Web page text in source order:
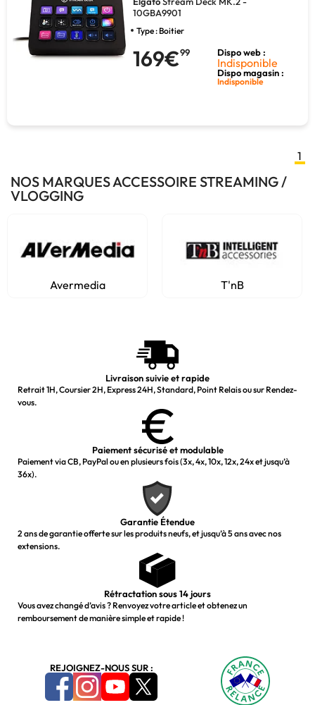
10GBA9901
Type : Boitier
169€99 Dispo web :
Indisponible
Dispo magasin :
Indisponible
1
NOS MARQUES ACCESSOIRE STREAMING /
VLOGGING
Avermedia T'nB
Livraison suivie et rapide
Retrait 1H, Coursier 2H, Express 24H, Standard, Point Relais ou sur Rendez-
vous.
Paiement sécurisé et modulable
Paiement via CB, PayPal ou en plusieurs fois (3x, 4x, 10x, 12x, 24x et jusqu’à
36x).
Garantie Étendue
2 ans de garantie offerte sur les produits neufs, et jusqu’à 5 ans avec nos
extensions.
Rétractation sous 14 jours
Vous avez changé d’avis ? Renvoyez votre article et obtenez un
remboursement de manière simple et rapide !
REJOIGNEZ-NOUS SUR :